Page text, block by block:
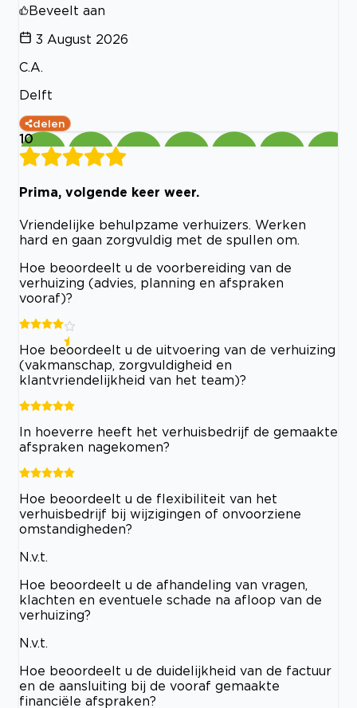
Beveelt aan
3 August 2026
C.A.
Delft
delen
10
Prima, volgende keer weer.
Vriendelijke behulpzame verhuizers. Werken
hard en gaan zorgvuldig met de spullen om.
Hoe beoordeelt u de voorbereiding van de
verhuizing (advies, planning en afspraken
vooraf)?
Hoe beoordeelt u de uitvoering van de verhuizing
(vakmanschap, zorgvuldigheid en
klantvriendelijkheid van het team)?
In hoeverre heeft het verhuisbedrijf de gemaakte
afspraken nagekomen?
Hoe beoordeelt u de flexibiliteit van het
verhuisbedrijf bij wijzigingen of onvoorziene
omstandigheden?
N.v.t.
Hoe beoordeelt u de afhandeling van vragen,
klachten en eventuele schade na afloop van de
verhuizing?
N.v.t.
Hoe beoordeelt u de duidelijkheid van de factuur
en de aansluiting bij de vooraf gemaakte
financiële afspraken?